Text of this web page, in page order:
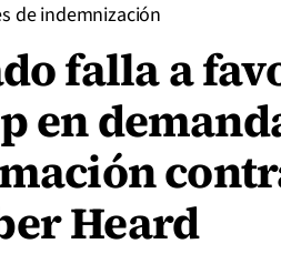
de indemnización
falla a
en
Heard